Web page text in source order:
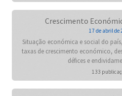
Crescimento
17 de abril de
Situação económica e social do
taxas de crescimento económico,
défices e
133